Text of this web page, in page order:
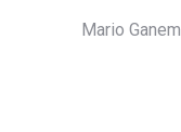
Mario Ganem